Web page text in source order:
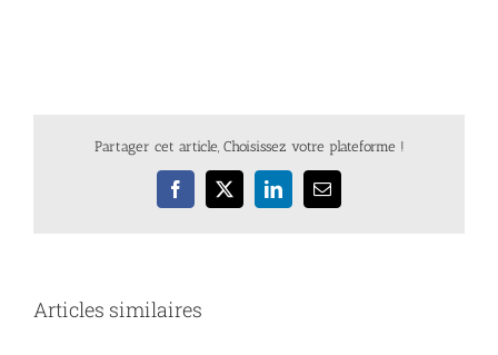
Partager cet article, Choisissez votre plateforme !
Facebook
X LinkedInEmail
Articles similaires